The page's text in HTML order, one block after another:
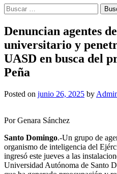
Buscar:
Denuncian agentes
universitario y
UASD en busca del
Peña
Posted on junio 26, 2025 by
Por Genara Sánchez
Santo Domingo.-Un grupo de
organismo de inteligencia del
ingresó este jueves a las
Universidad Autónoma de Santo